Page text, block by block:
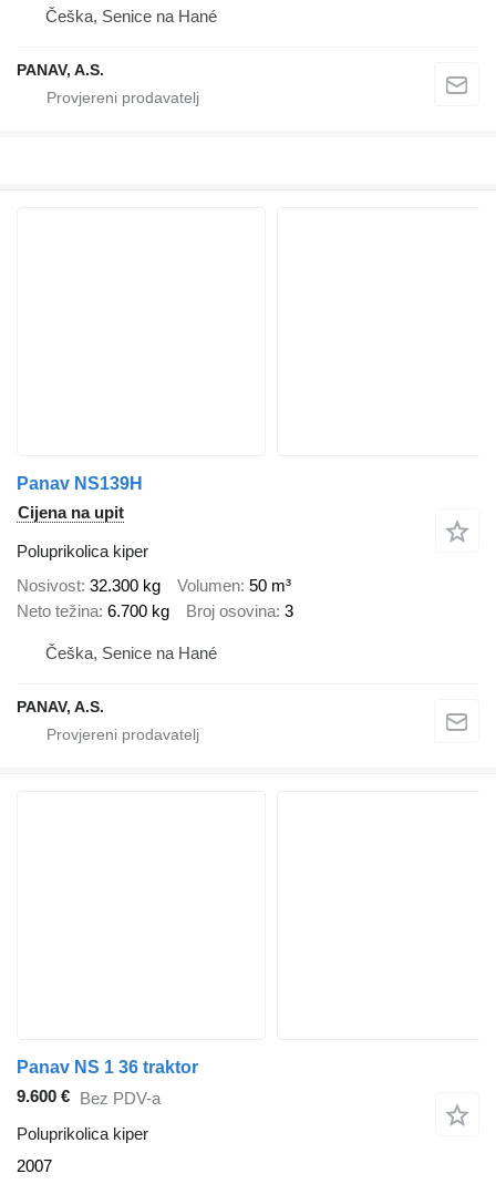
Češka, Senice na Hané
PANAV, A.S.
Panav NS139H
Cijena na upit
Poluprikolica kiper
Nosivost 32.300 kg Volumen 50 m³
Neto težina 6.700 kg Broj osovina 3
Češka, Senice na Hané
PANAV, A.S.
Panav NS 1 36 traktor
9.600 € Bez PDV-a
Poluprikolica kiper
2007